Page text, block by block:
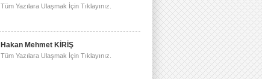
Tüm Yazılara Ulaşmak İçin Tıklayınız.
Hakan Mehmet KİRİŞ
Tüm Yazılara Ulaşmak İçin Tıklayınız.